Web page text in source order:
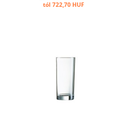
tól 722,70 HUF